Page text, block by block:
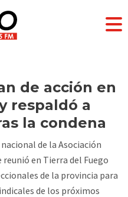
de acción en
respaldó a
la condena
de la Asociación
reunió en Tierra del Fuego
de la provincia para
de los próximos